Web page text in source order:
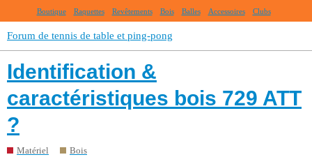
Boutique Raquettes Revêtements Bois Balles Accessoires Clubs
Forum de tennis de table et ping-pong
Identification &
caractéristiques bois 729 ATT
?
Matériel Bois